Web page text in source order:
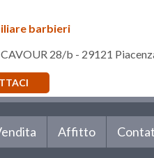
barbieri
28/b - 29121
Affitto